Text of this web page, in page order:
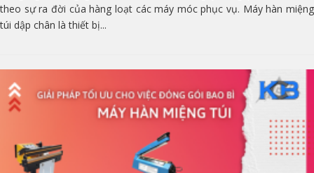
theo sự ra đời của hàng loạt các máy móc phục vụ. Máy hàn miệng
túi dập chân là thiết bị...